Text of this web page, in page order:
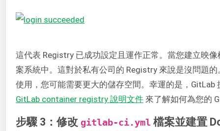
這代表 Registry 已成功設定且運作正常。當您建立映
案系統中。這對於私有公司的 Registry 來說是沒問題
使用，您可能需要更大的儲存空間。幸運的是，
GitLab container registry 說明文件 來了解如何為您的
步驟 3：修改 gitlab-ci.yml 檔案並建置